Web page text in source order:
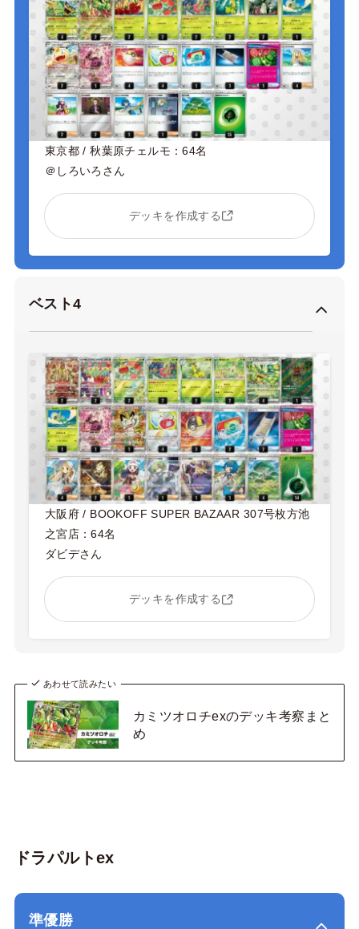
東京都 / 秋葉原チェルモ：64名
＠しろいろさん
デッキを作成する
ベスト4
大阪府 / BOOKOFF SUPER BAZAAR 307号枚方池
之宮店：64名
ダビデさん
デッキを作成する
あわせて読みたい
カミツオロチexのデッキ考察まと
め
ドラパルトex
準優勝